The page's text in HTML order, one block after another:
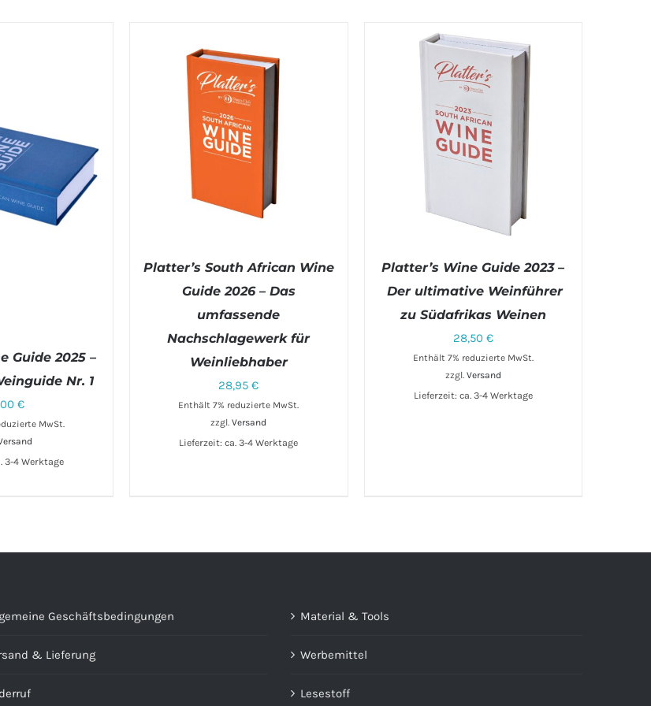
Guide 2025 –
Nr. 1
€
MwSt.
3-4 Werktage
Platter’s South African Wine
Guide 2026 – Das
umfassende
Nachschlagewerk für
Weinliebhaber
28,95€
Enthält 7% reduzierte MwSt.
zzgl.Versand
Lieferzeit: ca. 3-4 Werktage
Platter’s Wine Guide 2023 –
Der ultimative Weinführer
zu Südafrikas Weinen
28,50 €
Enthält 7% reduzierte MwSt.
zzgl. Versand
Lieferzeit: ca. 3-4 Werktage
Geschäftsbedingungen
& Lieferung
Material & Tools
Werbemittel
Lesestoff